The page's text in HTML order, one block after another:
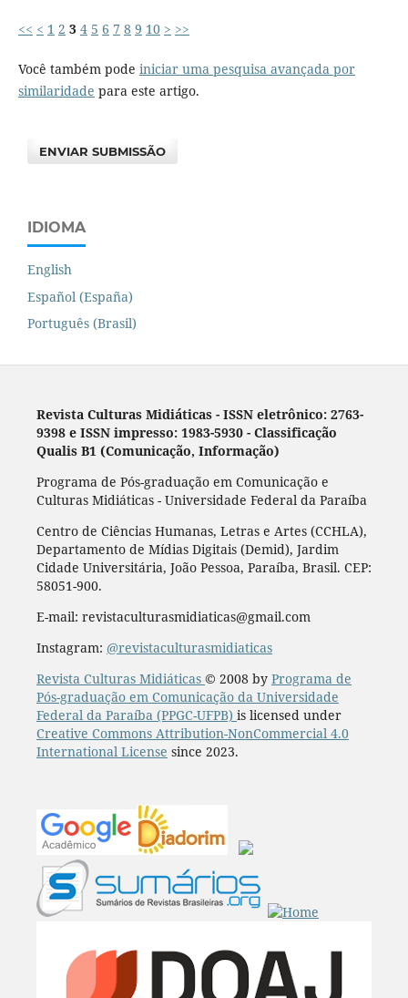
<< < 1 2 3 4 5 6 7 8 9 10 > >>
Você também pode iniciar uma pesquisa avançada por
similaridade para este artigo.
ENVIAR SUBMISSÃO
IDIOMA
English
Español (España)
Português (Brasil)
Revista Culturas Midiáticas - ISSN eletrônico: 2763-
9398 e ISSN impresso: 1983-5930 - Classificação
Qualis B1 (Comunicação, Informação)
Programa de Pós-graduação em Comunicação e
Culturas Midiáticas - Universidade Federal da Paraíba
Centro de Ciências Humanas, Letras e Artes (CCHLA),
Departamento de Mídias Digitais (Demid), Jardim
Cidade Universitária, João Pessoa, Paraíba, Brasil. CEP:
58051-900.
E-mail: revistaculturasmidiaticas@gmail.com
Instagram: @revistaculturasmidiaticas
Revista Culturas Midiáticas © 2008 by Programa de
Pós-graduação em Comunicação da Universidade
Federal da Paraíba (PPGC-UFPB) is licensed under
Creative Commons Attribution-NonCommercial 4.0
International License since 2023.